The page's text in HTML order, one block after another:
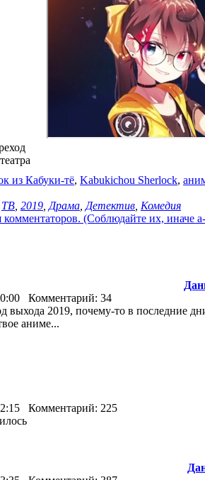
из Кабуки-тё, Kabukichou Sherlock,
ТВ 2019 Драма Детектив Комедия
(Соблюдайте их, иначе
Комментарий: 34
выхода 2019, почему-то в последние
аниме...
Комментарий: 225